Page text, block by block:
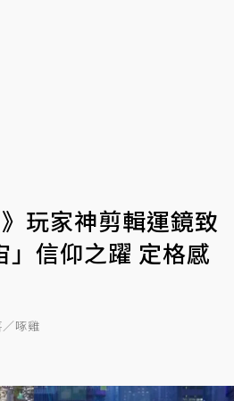
玩家神剪輯運鏡致
」信仰之躍 定格感
啄雞